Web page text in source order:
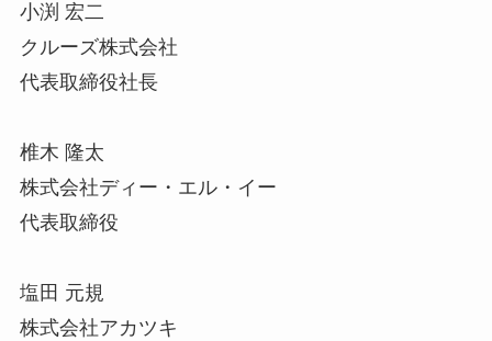
小渕 宏二
クルーズ株式会社
代表取締役社長
椎木 隆太
株式会社ディー・エル・イー
代表取締役
塩田 元規
株式会社アカツキ